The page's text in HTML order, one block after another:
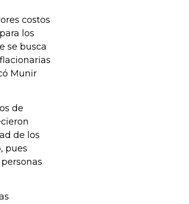
costos
los
se busca
Munir
de
de los
pues